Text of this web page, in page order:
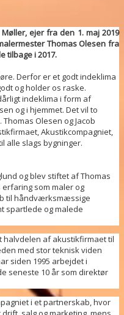
ejer fra den 1. maj 2019
Thomas Olesen fra
tilbage i 2017.
Derfor er et godt indeklima
og holder os raske.
indeklima i form af
og i hjemmet. Det vil to
Olesen og Jacob
Akustikcompagniet,
alle slags bygninger.
og blev stiftet af Thomas
erfaring som maler og
til håndværksmæssige
spartlede og malede
halvdelen af akustikfirmaet til
med stor teknisk viden
siden 1995 arbejdet i
seneste 10 år som direktør
i et partnerskab, hvor